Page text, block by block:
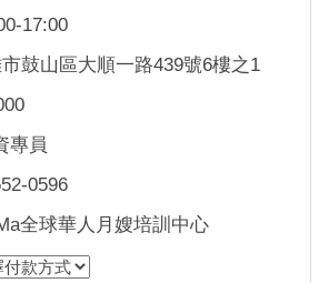
17:00
市鼓山區大順一路439號6樓之1
專員
0596
全球華人月嫂培訓中心